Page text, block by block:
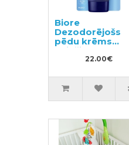
Biore
Dezodorējošs
pēdu krēms
vīriešiem 70g
22.00€